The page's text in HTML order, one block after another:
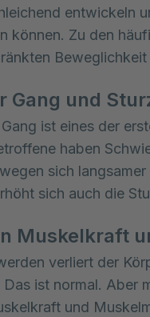
entwickeln
können. Zu den
Beweglichkeit
Gang und
ist eines der
haben
sich
sich auch die
Muskelkraft
verliert der
Das ist normal. Aber
und